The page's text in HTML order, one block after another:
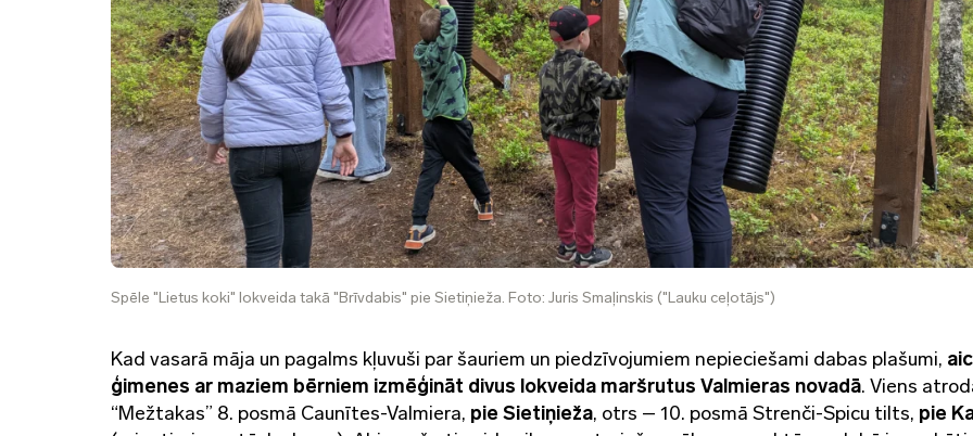
Spēle "Lietus koki" lokveida takā "Brīvdabis" pie Sietiņieža. Foto: Juris Smaļinskis ("Lauku ceļotājs")
Kad vasarā māja un pagalms kļuvuši par šauriem un piedzīvojumiem nepieciešami dabas plašumi,
ģimenes ar maziem bērniem izmēģināt divus lokveida maršrutus Valmieras novadā. Viens
“Mežtakas” 8. posmā Caunītes-Valmiera, pie Sietiņieža, otrs – 10. posmā Strenči-Spicu tilts, pie